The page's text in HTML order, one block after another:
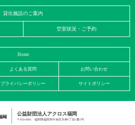
貸出施設のご案内
空室状況・ご予約
Home
よくある質問 お問い合わせ
プライバシーポリシー サイトポリシー
公益財団法人アクロス福岡
〒810-0001 福岡県福岡市中央区天神1丁目1番1号